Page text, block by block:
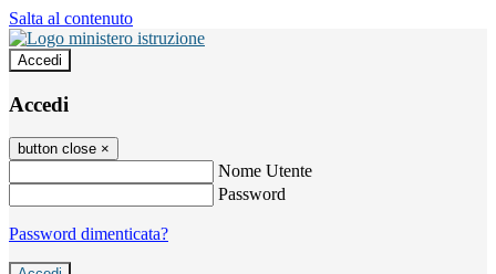
Salta al contenuto
Accedi
Accedi
button close ×
Nome Utente
Password
Password dimenticata?